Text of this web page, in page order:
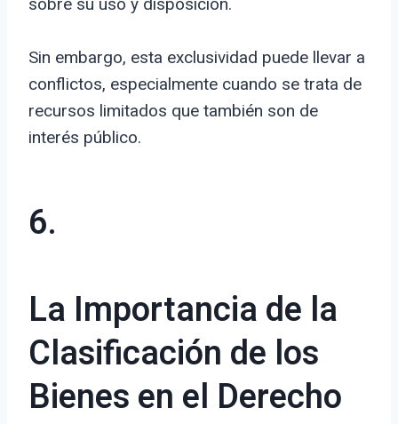
sobre su uso y disposición.
Sin embargo, esta exclusividad puede llevar a
conflictos, especialmente cuando se trata de
recursos limitados que también son de
interés público.
6.
La Importancia de la
Clasificación de los
Bienes en el Derecho